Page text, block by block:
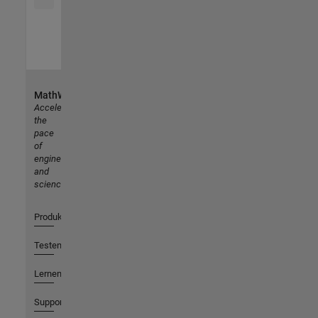
MathWorks
Accelerating
the
pace
of
engineering
and
science
Produkte
Testen oder Kaufen
Lernen
Support